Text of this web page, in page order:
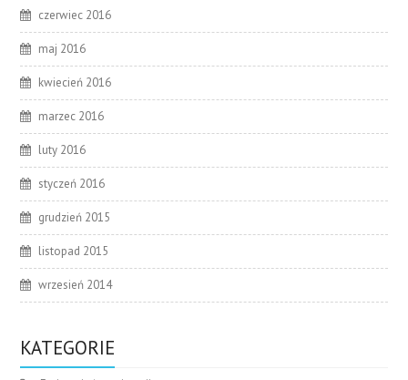
czerwiec 2016
maj 2016
kwiecień 2016
marzec 2016
luty 2016
styczeń 2016
grudzień 2015
listopad 2015
wrzesień 2014
KATEGORIE